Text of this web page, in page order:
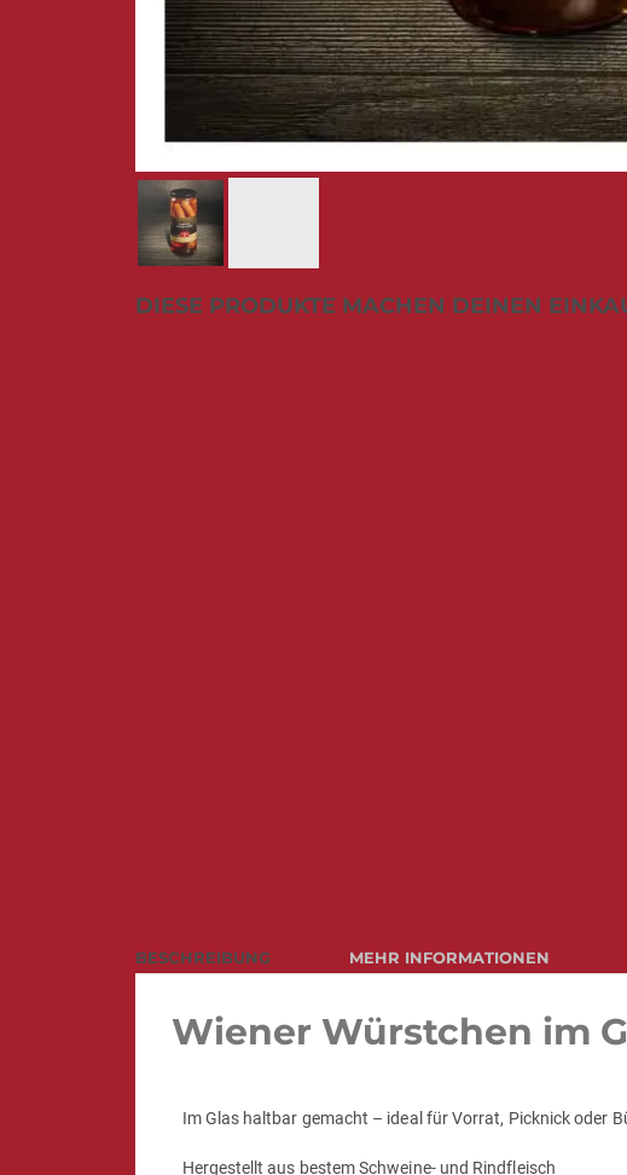
Anfang
BESCHREIBUNG
Wiener Würstchen im
Im Glas haltbar gemacht – ideal für Vorrat, Picknick oder
Hergestellt aus bestem Schweine- und Rindfleisch
MEHR INFORMATIONEN
DIESE PRODUKTE MACHEN DEINEN